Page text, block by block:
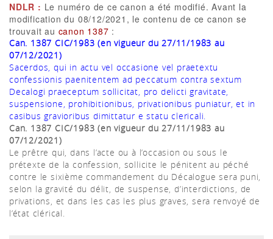
NDLR : Le numéro de ce canon a été modifié. Avant la
modification du 08/12/2021, le contenu de ce canon se
trouvait au canon 1387 :
Can. 1387 CIC/1983 (en vigueur du 27/11/1983 au
07/12/2021)
Sacerdos, qui in actu vel occasione vel praetextu
confessionis paenitentem ad peccatum contra sextum
Decalogi praeceptum sollicitat, pro delicti gravitate,
suspensione, prohibitionibus, privationibus puniatur, et in
casibus gravioribus dimittatur e statu clericali.
Can. 1387 CIC/1983 (en vigueur du 27/11/1983 au
07/12/2021)
Le prêtre qui, dans l’acte ou à l’occasion ou sous le
prétexte de la confession, sollicite le pénitent au péché
contre le sixième commandement du Décalogue sera puni,
selon la gravité du délit, de suspense, d’interdictions, de
privations, et dans les cas les plus graves, sera renvoyé de
l’état clérical.